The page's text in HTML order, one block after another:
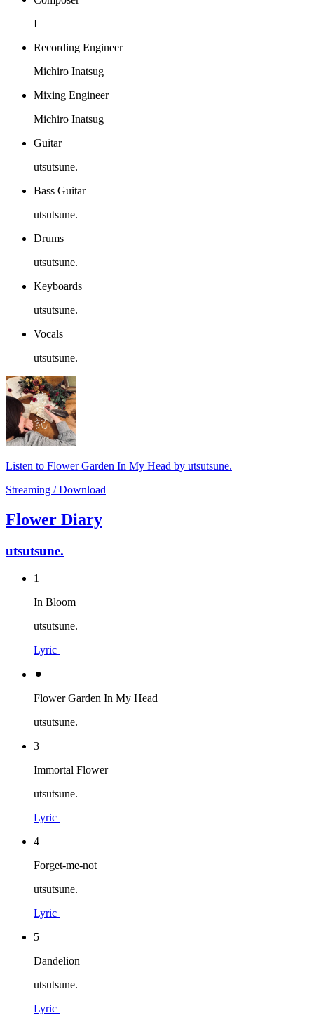
I
Recording Engineer
Michiro Inatsug
Mixing Engineer
Michiro Inatsug
Guitar
utsutsune.
Bass Guitar
utsutsune.
Drums
utsutsune.
Keyboards
utsutsune.
Vocals
utsutsune.
Listen to Flower Garden In My Head by utsutsune.
Streaming / Download
Flower Diary
utsutsune.
1
In Bloom
utsutsune.
Lyric
⚫︎
Flower Garden In My Head
utsutsune.
3
Immortal Flower
utsutsune.
Lyric
4
Forget-me-not
utsutsune.
Lyric
5
Dandelion
utsutsune.
Lyric